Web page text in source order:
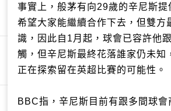
事實上，般茅有向29歲的辛尼斯提
希望大家能繼續合作下去，但雙方
識，因此自1月起，球會已容許他
觸，但辛尼斯最終花落誰家仍未知
正在探索留在英超比賽的可能性。
BBC指，辛尼斯目前有跟多間球會